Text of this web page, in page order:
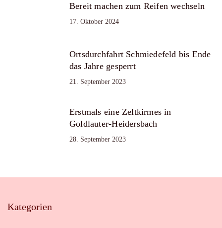
Bereit machen zum Reifen wechseln
17. Oktober 2024
Ortsdurchfahrt Schmiedefeld bis Ende
das Jahre gesperrt
21. September 2023
Erstmals eine Zeltkirmes in
Goldlauter-Heidersbach
28. September 2023
Kategorien